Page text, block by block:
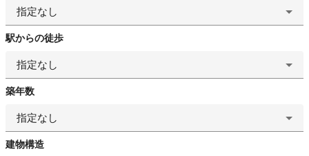
指定なし
駅からの徒歩
指定なし
築年数
指定なし
建物構造